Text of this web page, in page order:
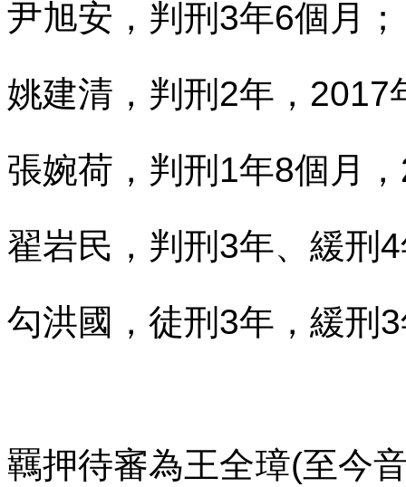
尹旭安，判刑 3年6個月；
姚建清，判刑 2年， 2017
張婉荷，判刑 1年8個月，
翟岩民，判刑 3年、緩刑 4
勾洪國，徒刑 3年，緩刑 3
羈押待審為王全璋(至今